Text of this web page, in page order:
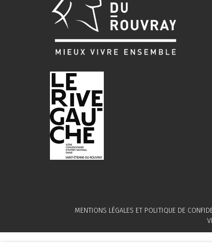
MENTIONS LÉGALES ET POLITIQUE DE